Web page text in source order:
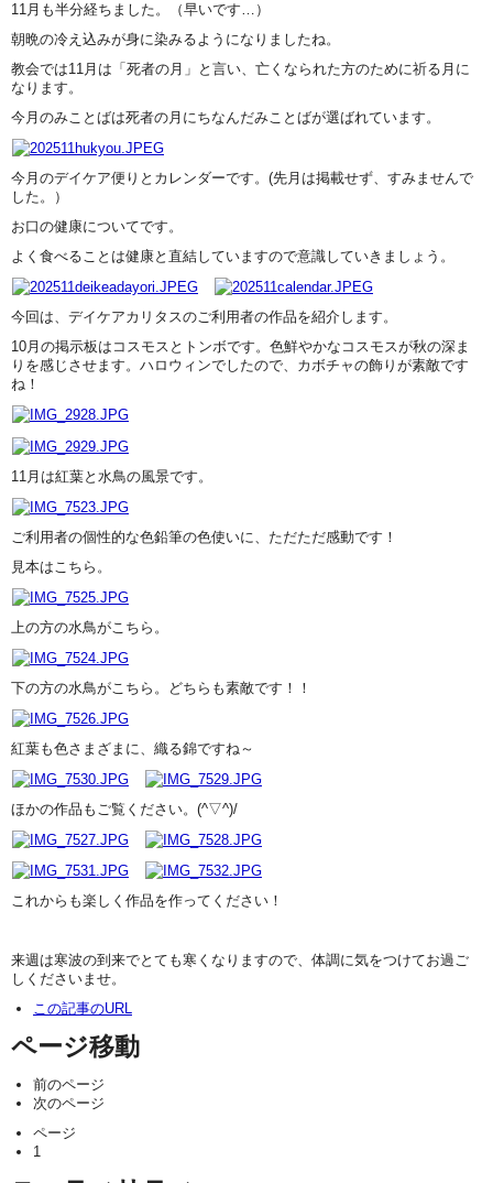
11月も半分経ちました。（早いです…）
朝晩の冷え込みが身に染みるようになりましたね。
教会では11月は「死者の月」と言い、亡くなられた方のために祈る月に
なります。
今月のみことばは死者の月にちなんだみことばが選ばれています。
今月のデイケア便りとカレンダーです。(先月は掲載せず、すみませんで
した。）
お口の健康についてです。
よく食べることは健康と直結していますので意識していきましょう。
今回は、デイケアカリタスのご利用者の作品を紹介します。
10月の掲示板はコスモスとトンボです。色鮮やかなコスモスが秋の深ま
りを感じさせます。ハロウィンでしたので、カボチャの飾りが素敵です
ね！
11月は紅葉と水鳥の風景です。
ご利用者の個性的な色鉛筆の色使いに、ただただ感動です！
見本はこちら。
上の方の水鳥がこちら。
下の方の水鳥がこちら。どちらも素敵です！！
紅葉も色さまざまに、織る錦ですね～
ほかの作品もご覧ください。(^▽^)/
これからも楽しく作品を作ってください！
来週は寒波の到来でとても寒くなりますので、体調に気をつけてお過ご
しくださいませ。
この記事のURL
ページ移動
前のページ
次のページ
ページ
1